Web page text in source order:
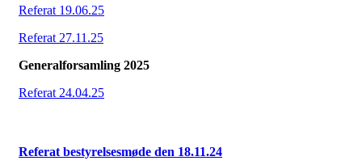
Referat 19.06.25
Referat 27.11.25
Generalforsamling 2025
Referat 24.04.25
Referat bestyrelsesmøde den 18.11.24